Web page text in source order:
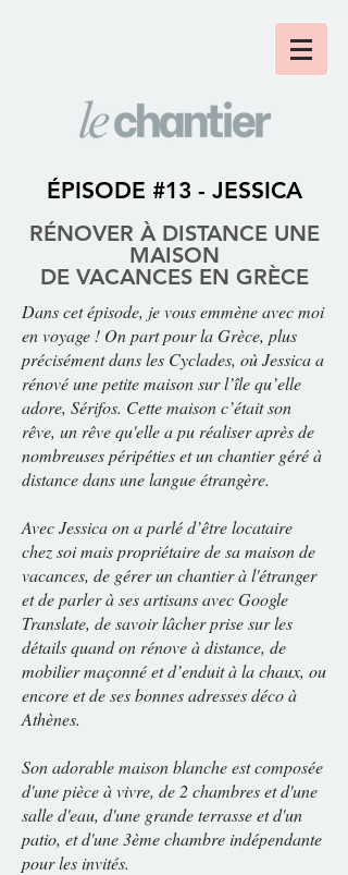
ÉPISODE #13 - JESSICA
RÉNOVER À DISTANCE UNE
MAISON
DE VACANCES EN GRÈCE
Dans cet épisode, je vous emmène avec moi
en voyage ! On part pour la Grèce, plus
précisément dans les Cyclades, où Jessica a
rénové une petite maison sur l’île qu’elle
adore, Sérifos. Cette maison c’était son
rêve, un rêve qu'elle a pu réaliser après de
nombreuses péripéties et un chantier géré à
distance dans une langue étrangère.
Avec Jessica on a parlé d’être locataire
chez soi mais propriétaire de sa maison de
vacances, de gérer un chantier à l'étranger
et de parler à ses artisans avec Google
Translate, de savoir lâcher prise sur les
détails quand on rénove à distance, de
mobilier maçonné et d’enduit à la chaux, ou
encore et de ses bonnes adresses déco à
Athènes.
Son adorable maison blanche est composée
d'une pièce à vivre, de 2 chambres et d'une
salle d'eau, d'une grande terrasse et d'un
patio, et d'une 3ème chambre indépendante
pour les invités.